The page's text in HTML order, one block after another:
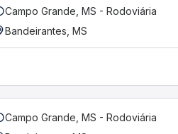
Campo Grande, MS - Rodoviária
Bandeirantes, MS
Campo Grande, MS - Rodoviária